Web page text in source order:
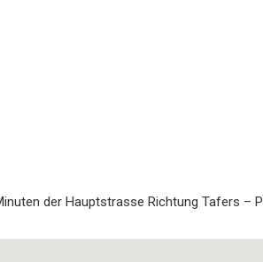
der Hauptstrasse Richtung Tafers –